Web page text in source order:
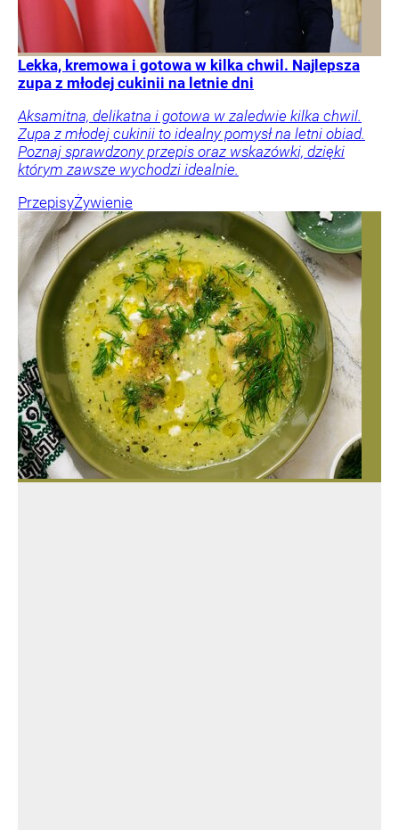
Lekka, kremowa i gotowa w kilka chwil. Najlepsza
zupa z młodej cukinii na letnie dni
Aksamitna, delikatna i gotowa w zaledwie kilka chwil.
Zupa z młodej cukinii to idealny pomysł na letni obiad.
Poznaj sprawdzony przepis oraz wskazówki, dzięki
którym zawsze wychodzi idealnie.
PrzepisyŻywienie